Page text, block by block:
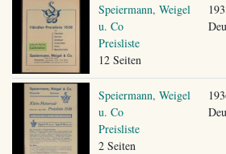
Speiermann, Weigel
u. Co
Preisliste
12 Seiten
Speiermann, Weigel
u. Co
Preisliste
2 Seiten